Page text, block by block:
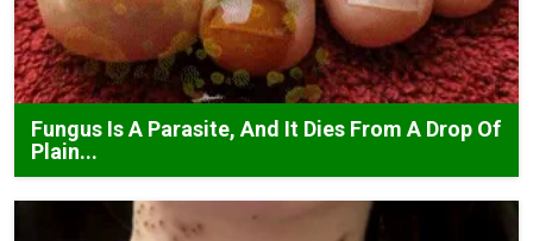
Fungus Is A Parasite, And It Dies From A Drop Of
Plain...